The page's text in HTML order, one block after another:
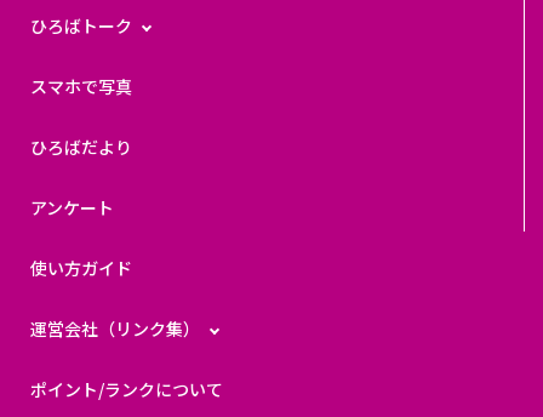
ひろばトーク
スマホで写真
ひろばだより
アンケート
使い方ガイド
運営会社（リンク集）
ポイント/ランクについて